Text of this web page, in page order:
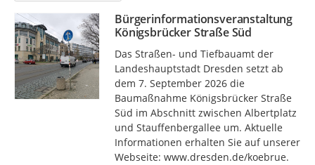
Bürgerinformationsveranstaltung
Königsbrücker Straße Süd
Das Straßen- und Tiefbauamt der
Landeshauptstadt Dresden setzt ab
dem 7. September 2026 die
Baumaßnahme Königsbrücker Straße
Süd im Abschnitt zwischen Albertplatz
und Stauffenbergallee um. Aktuelle
Informationen erhalten Sie auf unserer
Webseite: www.dresden.de/koebrue.